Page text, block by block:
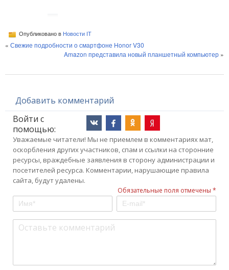
Опубликовано в Новости IT
« Свежие подробности о смартфоне Honor V30
Amazon представила новый планшетный компьютер »
Добавить комментарий
Войти с
помощью:
Уважаемые читатели! Мы не приемлем в комментариях мат,
оскорбления других участников, спам и ссылки на сторонние
ресурсы, враждебные заявления в сторону администрации и
посетителей ресурса. Комментарии, нарушающие правила
сайта, будут удалены.
Обязательные поля отмечены *